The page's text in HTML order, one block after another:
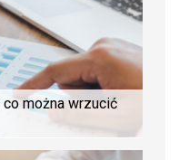
można wrzucić